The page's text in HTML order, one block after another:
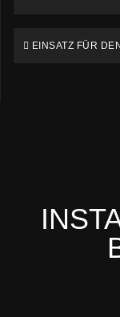
EINSATZ FÜR